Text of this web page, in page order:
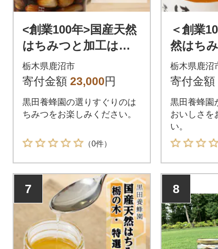
<創業100年>国産天然
はちみつと加工はち
みつおすすめセット
栃木県鹿沼市
寄付金額 23,000円
黒田養蜂園の選りすぐりのは
ちみつをお楽しみください。
（0件）
＜創業
然はち
すめセ
栃木県鹿沼
寄付金額
黒田養蜂園
おいしさを
い。
7 8